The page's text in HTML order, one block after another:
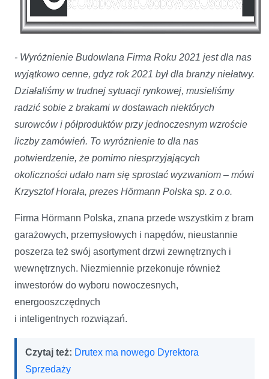
- Wyróżnienie Budowlana Firma Roku 2021 jest dla nas
wyjątkowo cenne, gdyż rok 2021 był dla branży niełatwy.
Działaliśmy w trudnej sytuacji rynkowej, musieliśmy
radzić sobie z brakami w dostawach niektórych
surowców i półproduktów przy jednoczesnym wzroście
liczby zamówień. To wyróżnienie to dla nas
potwierdzenie, że pomimo niesprzyjających
okoliczności udało nam się sprostać wyzwaniom – mówi
Krzysztof Horała, prezes Hörmann Polska sp. z o.o.
Firma Hörmann Polska, znana przede wszystkim z bram
garażowych, przemysłowych i napędów, nieustannie
poszerza też swój asortyment drzwi zewnętrznych i
wewnętrznych. Niezmiennie przekonuje również
inwestorów do wyboru nowoczesnych,
energooszczędnych
i inteligentnych rozwiązań.
Czytaj też: Drutex ma nowego Dyrektora
Sprzedaży